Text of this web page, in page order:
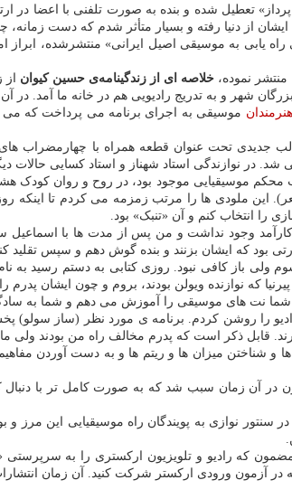
تعطیل شده و بنده به صورت تلفنی با اعضا در
از دنیا رفته و بسیار متأثر شدم که دست زمانه،
یابی به موسیقی اصیل ایرانی» منتشرشده،
خلاصه ای از زندگینامه‌ی حسین کیوان از
شهر و به تدریج رادیویی هم در خانه ما آمد.
هنرمندان موسیقی به اجرای برنامه می پرداخت که می
جدیدی تحت عنوان قطعه همراه با چهارمضراب های
شد. در نوازندگی استاد شهناز و استاد کسایی
موسیقیایی موجود بود، در روح و روان کودک
این ملودی ها را مرتب زمزمه می کردم تا اینکه
را انتخاب کنم و آن «تنبک» بود.
کارآمد وجود نداشت و من پس از مدت ها با
بود که ایشان بزنند و بنده گوش دهم و سپس تقلید
ولی باز کافی نبود. روزی کتابی به دستم رسید به
که نوازنده ویولن بودند، بروم و چون ایشان پدرم
شما نت های موسیقی را آموزش می دهم و شما به سادگی
را روشن کردم. برنامه ی مورد نظر (ساز
قابل ذکر است که پدرم مخالف راه من بودند ولی
و شناختن میزان ها و ریتم ها و به دست آوردن
در آن زمان سبب شد که به صورت کامل تر با
در سنتور نوازی به پویندگان راه موسیقیایی این
با این مضمون که رادیو و تلویزیون ارکستری را به